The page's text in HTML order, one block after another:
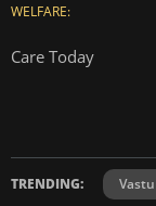
WELFARE:
Care Today
TRENDING: